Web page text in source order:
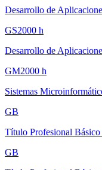
Desarrollo de
GS2000 h
Desarrollo de
GM2000 h
Sistemas
GB
Título Profesional
GB